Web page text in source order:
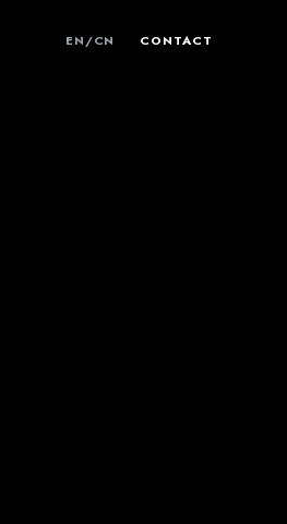
EN/CN CONTACT